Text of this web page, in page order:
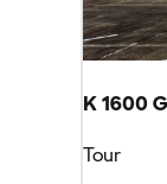
K 1600
Tour